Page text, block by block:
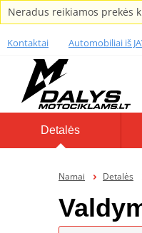
Neradus reikiamos prekės
Kontaktai Automobiliai iš
Detalės
Namai Detalės